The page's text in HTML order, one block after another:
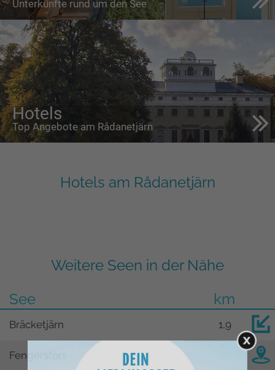
Unterkünfte rund um den See
Hotels
Top Angebote am Rådanetjärn
Hotels am Rådanetjärn
Weitere Seen in der Nähe
See
km
Bräcketjärn 1,9
Fengersfors